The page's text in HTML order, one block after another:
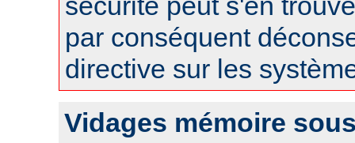
par conséquent
directive sur les
Vidages mémoire